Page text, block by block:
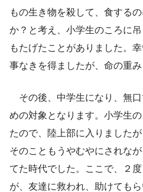
もの生き物を殺して、食する
か？と考え、小学生のころに
もたげたことがありました。
事なきを得ましたが、命の重み
その後、中学生になり、無
めの対象となります。小学生
たので、陸上部に入りました
そのこともうやむやにされな
てた時代でした。ここで、２
が、友達に救われ、助けてもら